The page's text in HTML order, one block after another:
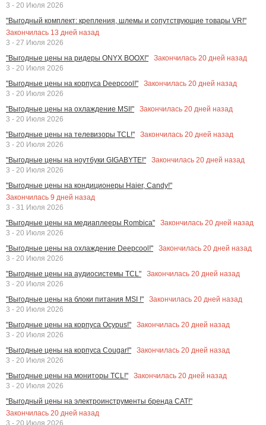
3 - 20 Июля 2026
"Выгодный комплект: крепления, шлемы и сопутствующие товары VR!"
Закончилась 13 дней назад
3 - 27 Июля 2026
"Выгодные цены на ридеры ONYX BOOX!"
Закончилась 20 дней назад
3 - 20 Июля 2026
"Выгодные цены на корпуса Deepcool!"
Закончилась 20 дней назад
3 - 20 Июля 2026
"Выгодные цены на охлаждение MSI!"
Закончилась 20 дней назад
3 - 20 Июля 2026
"Выгодные цены на телевизоры TCL!"
Закончилась 20 дней назад
3 - 20 Июля 2026
"Выгодные цены на ноутбуки GIGABYTE!"
Закончилась 20 дней назад
3 - 20 Июля 2026
"Выгодные цены на кондиционеры Haier, Candy!"
Закончилась 9 дней назад
3 - 31 Июля 2026
"Выгодные цены на медиаплееры Rombica"
Закончилась 20 дней назад
3 - 20 Июля 2026
"Выгодные цены на охлаждение Deepcool!"
Закончилась 20 дней назад
3 - 20 Июля 2026
"Выгодные цены на аудиосистемы TCL"
Закончилась 20 дней назад
3 - 20 Июля 2026
"Выгодные цены на блоки питания MSI !"
Закончилась 20 дней назад
3 - 20 Июля 2026
"Выгодные цены на корпуса Ocypus!"
Закончилась 20 дней назад
3 - 20 Июля 2026
"Выгодные цены на корпуса Cougar!"
Закончилась 20 дней назад
3 - 20 Июля 2026
"Выгодные цены на мониторы TCL!"
Закончилась 20 дней назад
3 - 20 Июля 2026
"Выгодный цены на электроинструменты бренда CAT!"
Закончилась 20 дней назад
3 - 20 Июля 2026